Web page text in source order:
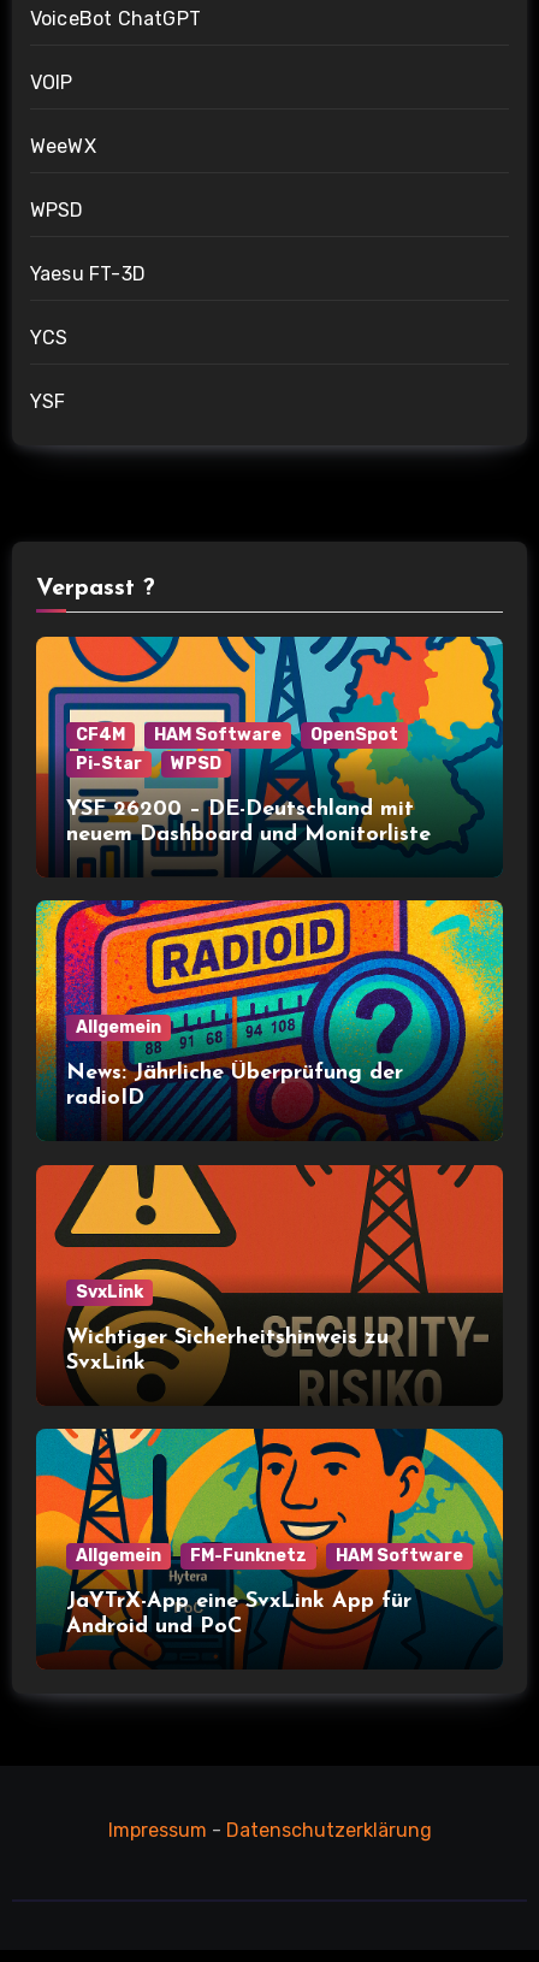
VoiceBot ChatGPT
VOIP
WeeWX
WPSD
Yaesu FT-3D
YCS
YSF
Verpasst ?
CF4M HAM Software
OpenSpot
Pi-Star
WPSD
YSF 26200 – DE-Deutschland mit
neuem Dashboard und Monitorliste
Allgemein
News: Jährliche Überprüfung der
radioID
SvxLink
Wichtiger Sicherheitshinweis zu
SvxLink
Allgemein FM-Funknetz HAM Software
JaYTrX-App eine SvxLink App für
Android und PoC
Impressum - Datenschutzerklärung